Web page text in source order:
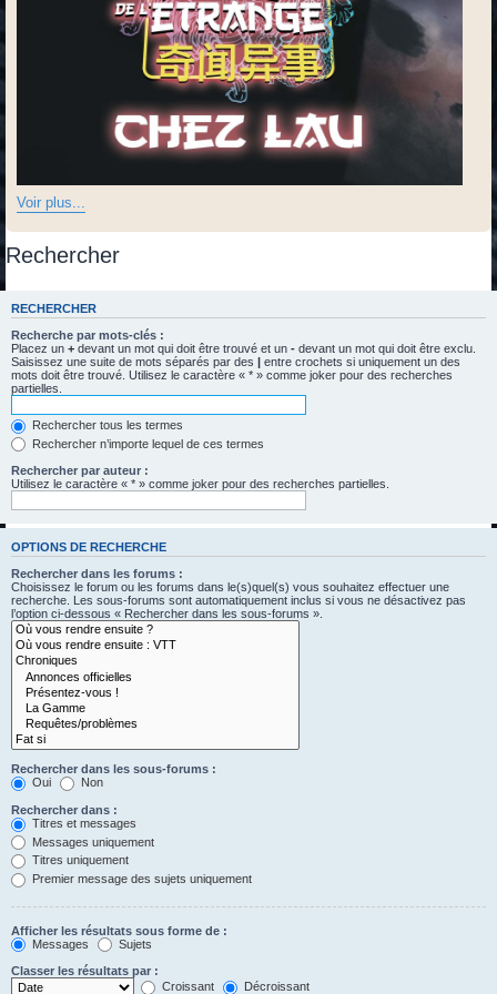
Voir plus...
Rechercher
RECHERCHER
Recherche par mots-clés :
Placez un + devant un mot qui doit être trouvé et un - devant un mot qui doit être exclu.
Saisissez une suite de mots séparés par des
entre crochets si uniquement un des
mots doit être trouvé. Utilisez le caractère « * » comme joker pour des recherches
partielles.
Rechercher tous les termes
Rechercher n’importe lequel de ces termes
Rechercher par auteur :
Utilisez le caractère « * » comme joker pour des recherches partielles.
OPTIONS DE RECHERCHE
Rechercher dans les forums :
Choisissez le forum ou les forums dans le(s)quel(s) vous souhaitez effectuer une
recherche. Les sous-forums sont automatiquement inclus si vous ne désactivez pas
l’option ci-dessous « Rechercher dans les sous-forums ».
Rechercher dans les sous-forums :
Oui
Non
Rechercher dans :
Titres et messages
Messages uniquement
Titres uniquement
Premier message des sujets uniquement
Afficher les résultats sous forme de :
Messages
Sujets
Classer les résultats par :
Croissant
Décroissant